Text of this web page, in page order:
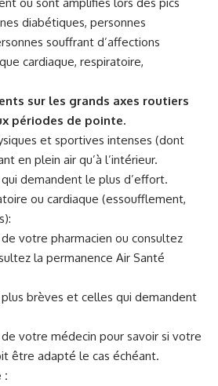
diabétiques, personnes
souffrant d’affections
cardiaque, respiratoire,
sur les grands axes routiers
périodes de pointe.
et sportives intenses (dont
en plein air qu’à l’intérieur.
demandent le plus d’effort.
ou cardiaque (essoufflement,
votre pharmacien ou consultez
la permanence Air Santé
brèves et celles qui demandent
votre médecin pour savoir si votre
être adapté le cas échéant.
: